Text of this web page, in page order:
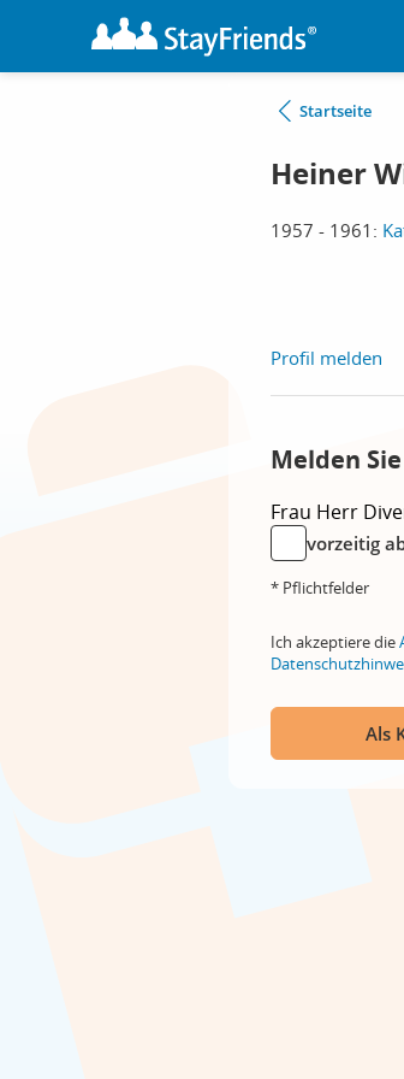
Startseite
Heiner
1957 - 1961:
Profil melden
Melden
Frau Herr
vorzeitig
* Pflichtfelder
Ich akzeptiere die
Als